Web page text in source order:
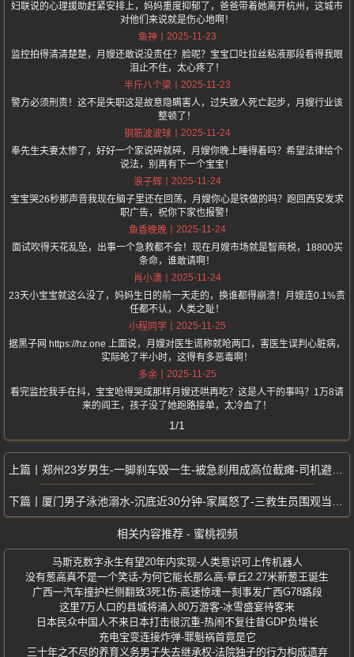
妇联说的心理援助赶紧安排上，妈妈重度抑郁了，爸爸带着她离开杭州，这城市
对他们来说就是伤心地啊！
鱼神
2025-11-23
监控拍得清清楚楚，月嫂还敢说没责任？脸呢？宝宝口吐拉丝粘液那段看得我眼
泪止不住，太心疼了！
半斤八个梁
2025-11-23
警方必须刑责！这不是失职这是故意隐瞒害人，过失致人死亡起步，月嫂行业该
整顿了！
钢筋波波球
2025-11-24
奉先生夫妻太惨了，好好一个家说碎就碎，月嫂你晚上睡得着吗？希望法律给个
说法，别再有下一个宝宝！
浪子辉
2025-11-24
宝宝哭26秒那声音我现在脑子里还在回荡，月嫂你心是铁做的吗？跑回西安发求
职广告，祝你下家也报警！
鱼香晚晚
2025-11-24
面试吹得天花乱坠，出事一个急救都不会！现在月嫂市场就是智商税，18800买
条命，谁敢请啊！
肖小潇
2025-11-24
23天小宝宝就这么没了，妈妈生日的前一天走的，换谁都得崩溃！月嫂连0.1%责
任都不认，人类之耻！
小程同学
2025-11-25
据黑子网 https://hz.one 上面说，月嫂对医生谎称就呛两口，害医生误判心脏病，
实际呛了半小时，这得有多恶毒啊！
多余
2025-11-25
看完监控我手在抖，宝宝呛得哭成那样月嫂还哄再吃？这是人干的事吗？1万8请
来的阎王，孩子没了她跑路接单，太冷血了！
1/1
郑州23岁男生-一脚刹车毁一生-被急刹甩成高位截瘫-司机避让电动车
厦门男子泳池溺水-沉底近30分钟-家属怒了-三救生员围观当看戏
相关内容推荐 - 蜜桃视频
马斯克数字永生有望20年内实现-人类意识可上传机器人
没有葱高真不是一个笑话-为何它能长那么高-章丘2.27米新葱王诞生
广西一汽车撞护栏侧翻致3死1伤-高速惊魂一刻事发广西G78路段
这里7万人口的县城将涌入80万游客-冰雪盛宴待客来
日本民众中国人不来日本打击很沉重-热闹不复往昔GDP负增长
充电宝变连接炸弹-罪魁祸首竟是它
三十年之不尽的养育义务男子失去继承权-法院独子的行为构成遗弃